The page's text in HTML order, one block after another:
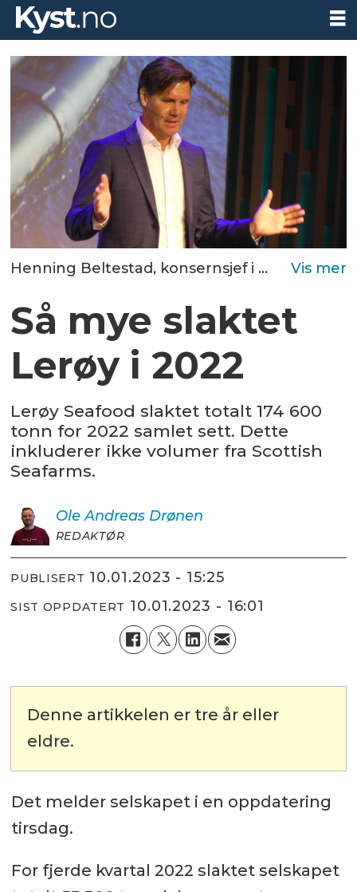
Henning Beltestad, konsernsjef i Lerøy. Foto:
Så mye slaktet
Lerøy i 2022
Lerøy Seafood slaktet totalt 174 600
tonn for 2022 samlet sett. Dette
inkluderer ikke volumer fra Scottish
Seafarms.
Ole Andreas Drønen
REDAKTØR
PUBLISERT 10.01.2023 - 15:25
SIST OPPDATERT 10.01.2023 - 16:01
Denne artikkelen er tre år eller
eldre.
Det melder selskapet i en oppdatering
tirsdag.
For fjerde kvartal 2022 slaktet selskapet